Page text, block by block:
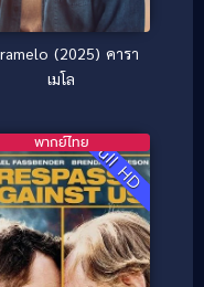
(2025) คารา
เมโล
Full HD
พากย์ไทย